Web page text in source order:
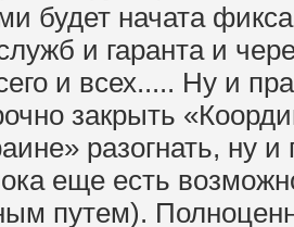
будет начата
и гаранта и
и всех..... Ну и
закрыть
разогнать, ну и
еще есть
путем).